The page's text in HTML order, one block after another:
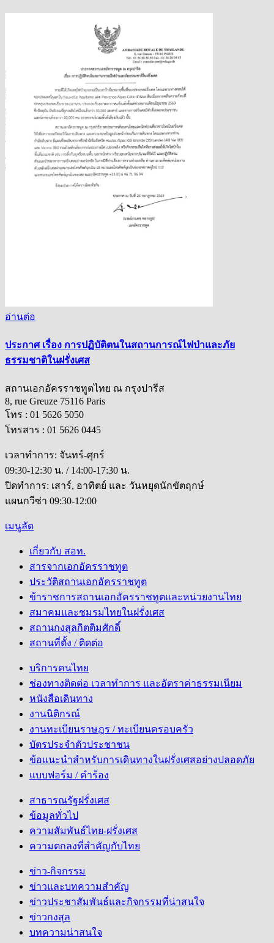
อ่านต่อ
ประกาศ เรื่อง การปฏิบัติตนในสถานการณ์ไฟป่าและภัย
ธรรมชาติในฝรั่งเศส
สถานเอกอัครราชทูตไทย ณ กรุงปารีส
8, rue Greuze 75116 Paris
โทร : 01 5626 5050
โทรสาร : 01 5626 0445
เวลาทำการ: จันทร์-ศุกร์
09:30-12:30 น. / 14:00-17:30 น.
ปิดทำการ: เสาร์, อาทิตย์ และ วันหยุดนักขัตฤกษ์
แผนกวีซ่า 09:30-12:00
เมนูลัด
เกี่ยวกับ สอท.
สารจากเอกอัครราชทูต
ประวัติสถานเอกอัครราชทูต
ข้าราชการสถานเอกอัครราชทูตและหน่วยงานไทย
สมาคมและชมรมไทยในฝรั่งเศส
สถานกงสุลกิตติมศักดิ์
สถานที่ตั้ง / ติดต่อ
บริการคนไทย
ช่องทางติดต่อ เวลาทำการ และอัตราค่าธรรมเนียม
หนังสือเดินทาง
งานนิติกรณ์
งานทะเบียนราษฎร / ทะเบียนครอบครัว
บัตรประจำตัวประชาชน
ข้อแนะนำสำหรับการเดินทางในฝรั่งเศสอย่างปลอดภัย
แบบฟอร์ม / คำร้อง
สาธารณรัฐฝรั่งเศส
ข้อมูลทั่วไป
ความสัมพันธ์ไทย-ฝรั่งเศส
ความตกลงที่สำคัญกับไทย
ข่าว-กิจกรรม
ข่าวและบทความสำคัญ
ข่าวประชาสัมพันธ์และกิจกรรมที่น่าสนใจ
ข่าวกงสุล
บทความน่าสนใจ